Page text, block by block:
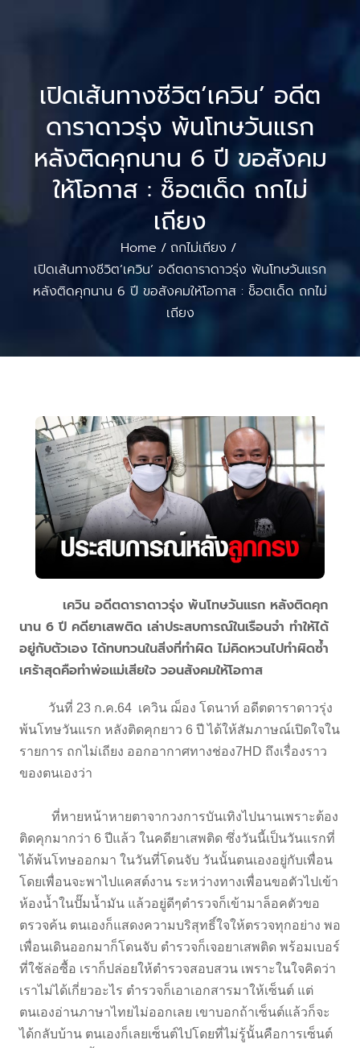
เปิดเส้นทางชีวิต’เควิน’ อดีต
ดาราดาวรุ่ง พ้นโทษวันแรก
หลังติดคุกนาน 6 ปี ขอสังคม
ให้โอกาส : ช็อตเด็ด ถกไม่
เถียง
Home / ถกไม่เถียง /
เปิดเส้นทางชีวิต’เควิน’ อดีตดาราดาวรุ่ง พ้นโทษวันแรก
หลังติดคุกนาน 6 ปี ขอสังคมให้โอกาส : ช็อตเด็ด ถกไม่
เถียง
เควิน อดีตดาราดาวรุ่ง พ้นโทษวันแรก หลังติดคุก
นาน 6 ปี คดียาเสพติด เล่าประสบการณ์ในเรือนจำ ทำให้ได้
อยู่กับตัวเอง ได้ทบทวนในสิ่งที่ทำผิด ไม่คิดหวนไปทำผิดซ้ำ
เศร้าสุดคือทำพ่อแม่เสียใจ วอนสังคมให้โอกาส
วันที่ 23 ก.ค.64 เควิน ฌ็อง โดนาท์ อดีตดาราดาวรุ่ง
พ้นโทษวันแรก หลังติดคุกยาว 6 ปี ได้ให้สัมภาษณ์เปิดใจใน
รายการ ถกไม่เถียง ออกอากาศทางช่อง7HD ถึงเรื่องราว
ของตนเองว่า
ที่หายหน้าหายตาจากวงการบันเทิงไปนานเพราะต้อง
ติดคุกมากว่า 6 ปีแล้ว ในคดียาเสพติด ซึ่งวันนี้เป็นวันแรกที่
ได้พ้นโทษออกมา ในวันที่โดนจับ วันนั้นตนเองอยู่กับเพื่อน
โดยเพื่อนจะพาไปแคสต์งาน ระหว่างทางเพื่อนขอตัวไปเข้า
ห้องน้ำในปั๊มน้ำมัน แล้วอยู่ดีๆตำรวจก็เข้ามาล็อคตัวขอ
ตรวจค้น ตนเองก็แสดงความบริสุทธิ์ใจให้ตรวจทุกอย่าง พอ
เพื่อนเดินออกมาก็โดนจับ ตำรวจก็เจอยาเสพติด พร้อมเบอร์
ที่ใช้ล่อซื้อ เราก็ปล่อยให้ตำรวจสอบสวน เพราะในใจคิดว่า
เราไม่ได้เกี่ยวอะไร ตำรวจก็เอาเอกสารมาให้เซ็นต์ แต่
ตนเองอ่านภาษาไทยไม่ออกเลย เขาบอกถ้าเซ็นต์แล้วก็จะ
ได้กลับบ้าน ตนเองก็เลยเซ็นต์ไปโดยที่ไม่รู้นั้นคือการเซ็นต์